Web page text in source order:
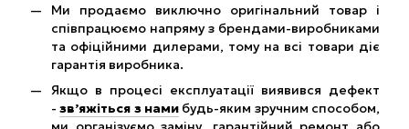
Ми продаємо виключно оригінальний товар і
співпрацюємо напряму з брендами-виробниками
та офіційними дилерами, тому на всі товари діє
гарантія виробника.
Якщо в процесі експлуатації виявився дефект
-зв’яжіться з нами будь-яким зручним способом,